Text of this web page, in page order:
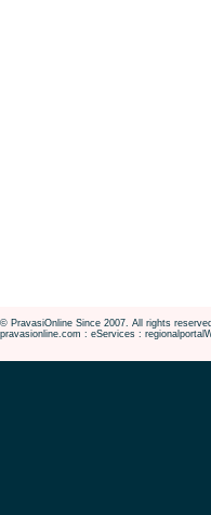
© PravasiOnline Since 2007. All rights
pravasionline.com : eServices :